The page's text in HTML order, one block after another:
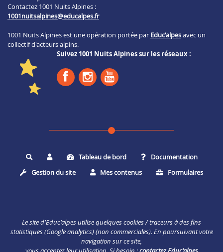
Contactez 1001 Nuits Alpines :
1001nuitsalpines@educalpes.fr
1001 Nuits Alpines est une opération portée par Educ'alpesavec un
collectif d'acteurs alpins.
Suivez 1001 Nuits Alpines sur les réseaux :
Rechercher Tableau de bord
Documentation
Gestion du site
Mes contenus Formulaires
Le site d'Educ'alpes utilise quelques cookies / traceurs à des fins
statistiques (Google analytics) (non commerciales). En poursuivant votre
navigation sur ce site,